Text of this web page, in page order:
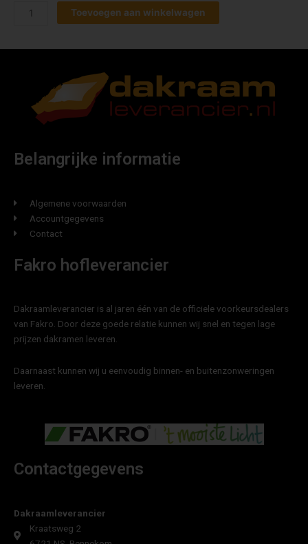
Toevoegen aan winkelwagen
Belangrijke informatie
Algemene voorwaarden
Accountgegevens
Contact
Fakro hofleverancier
Dakraamleverancier is al jaren één van de officiele voorkeursdealers
van Fakro. Door deze goede relatie kunnen wij snel en tegen lage
prijzen dakramen leveren.
Daarnaast kunnen wij u eenvoudig binnen- en buitenzonweringen
leveren.
Contactgegevens
Dakraamleverancier
Kraatsweg 2